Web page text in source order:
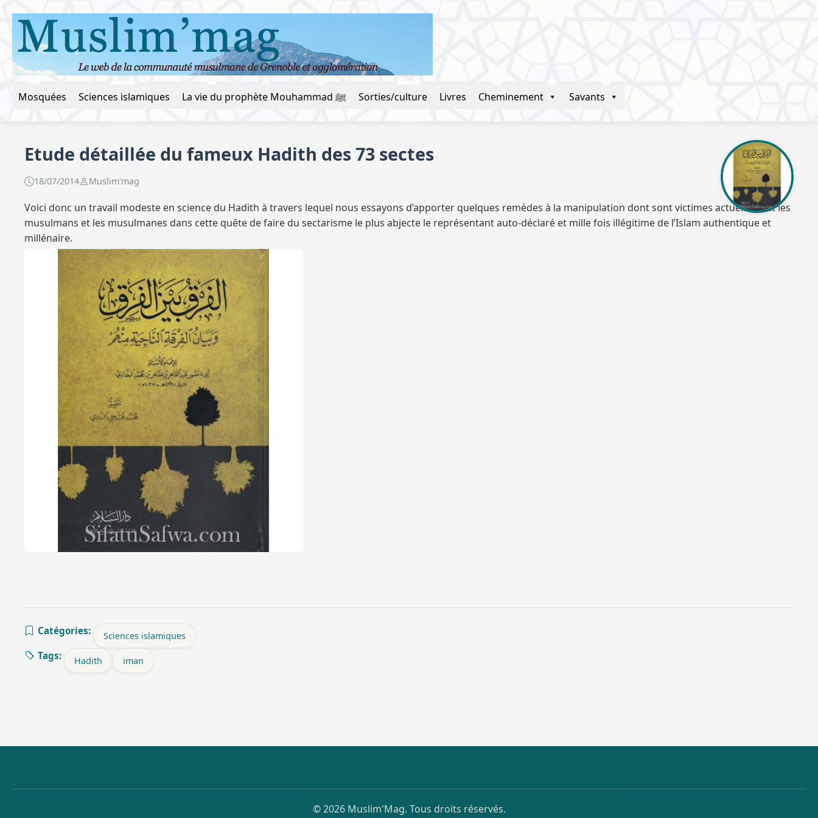
Mosquées Sciences islamiques La vie du prophète Mouhammad ﷺ Sorties/culture Livres Cheminement Savants
Etude détaillée du fameux Hadith des 73 sectes
18/07/2014 Muslim'mag
Voici donc un travail modeste en science du Hadith à travers lequel nous essayons d’apporter quelques remèdes à la manipulation dont sont victimes actuellement les
musulmans et les musulmanes dans cette quête de faire du sectarisme le plus abjecte le représentant auto-déclaré et mille fois illégitime de l’Islam authentique et
millénaire.
Catégories: Sciences islamiques
Tags: Hadith iman
© 2026 Muslim'Mag. Tous droits réservés.